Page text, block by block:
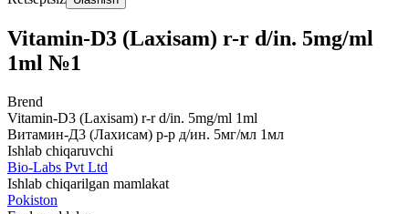
Vitamin-D3 (Laxisam) r-r d/in. 5mg/ml
1ml №1
Brend
Vitamin-D3 (Laxisam) r-r d/in. 5mg/ml 1ml
Витамин-Д3 (Лахисам) р-р д/ин. 5мг/мл 1мл
Ishlab chiqaruvchi
Bio-Labs Pvt Ltd
Ishlab chiqarilgan mamlakat
Pokiston